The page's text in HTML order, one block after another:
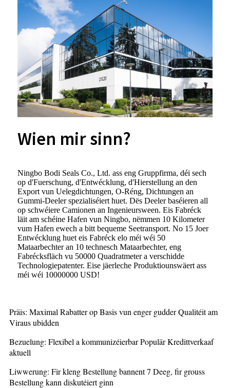
Wien mir sinn?
Ningbo Bodi Seals Co., Ltd. ass eng Gruppfirma, déi sech
op d'Fuerschung, d'Entwécklung, d'Hierstellung an den
Export vun Uelegdichtungen, O-Réng, Dichtungen an
Gummi-Deeler spezialiséiert huet. Dës Deeler baséieren all
op schwéiere Camionen an Ingenieursween. Eis Fabréck
läit am schéine Hafen vun Ningbo, nëmmen 10 Kilometer
vum Hafen ewech a bitt bequeme Seetransport. No 15 Joer
Entwécklung huet eis Fabréck elo méi wéi 50
Mataarbechter an 10 technesch Mataarbechter, eng
Fabrécksfläch vu 50000 Quadratmeter a verschidde
Technologiepatenter. Eise jäerleche Produktiounswäert ass
méi wéi 10000000 USD!
Präis: Maximal Rabatter op Basis vun enger gudder Qualitéit am
Viraus ubidden
Bezuelung: Flexibel a kommunizéierbar Populär Kredittverkaaf
aktuell
Liwwerung: Fir kleng Bestellung bannent 7 Deeg, fir grouss
Bestellung kann diskutéiert ginn